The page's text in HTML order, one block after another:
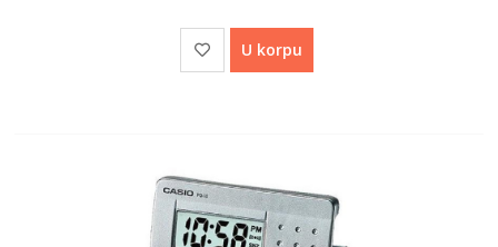
U korpu